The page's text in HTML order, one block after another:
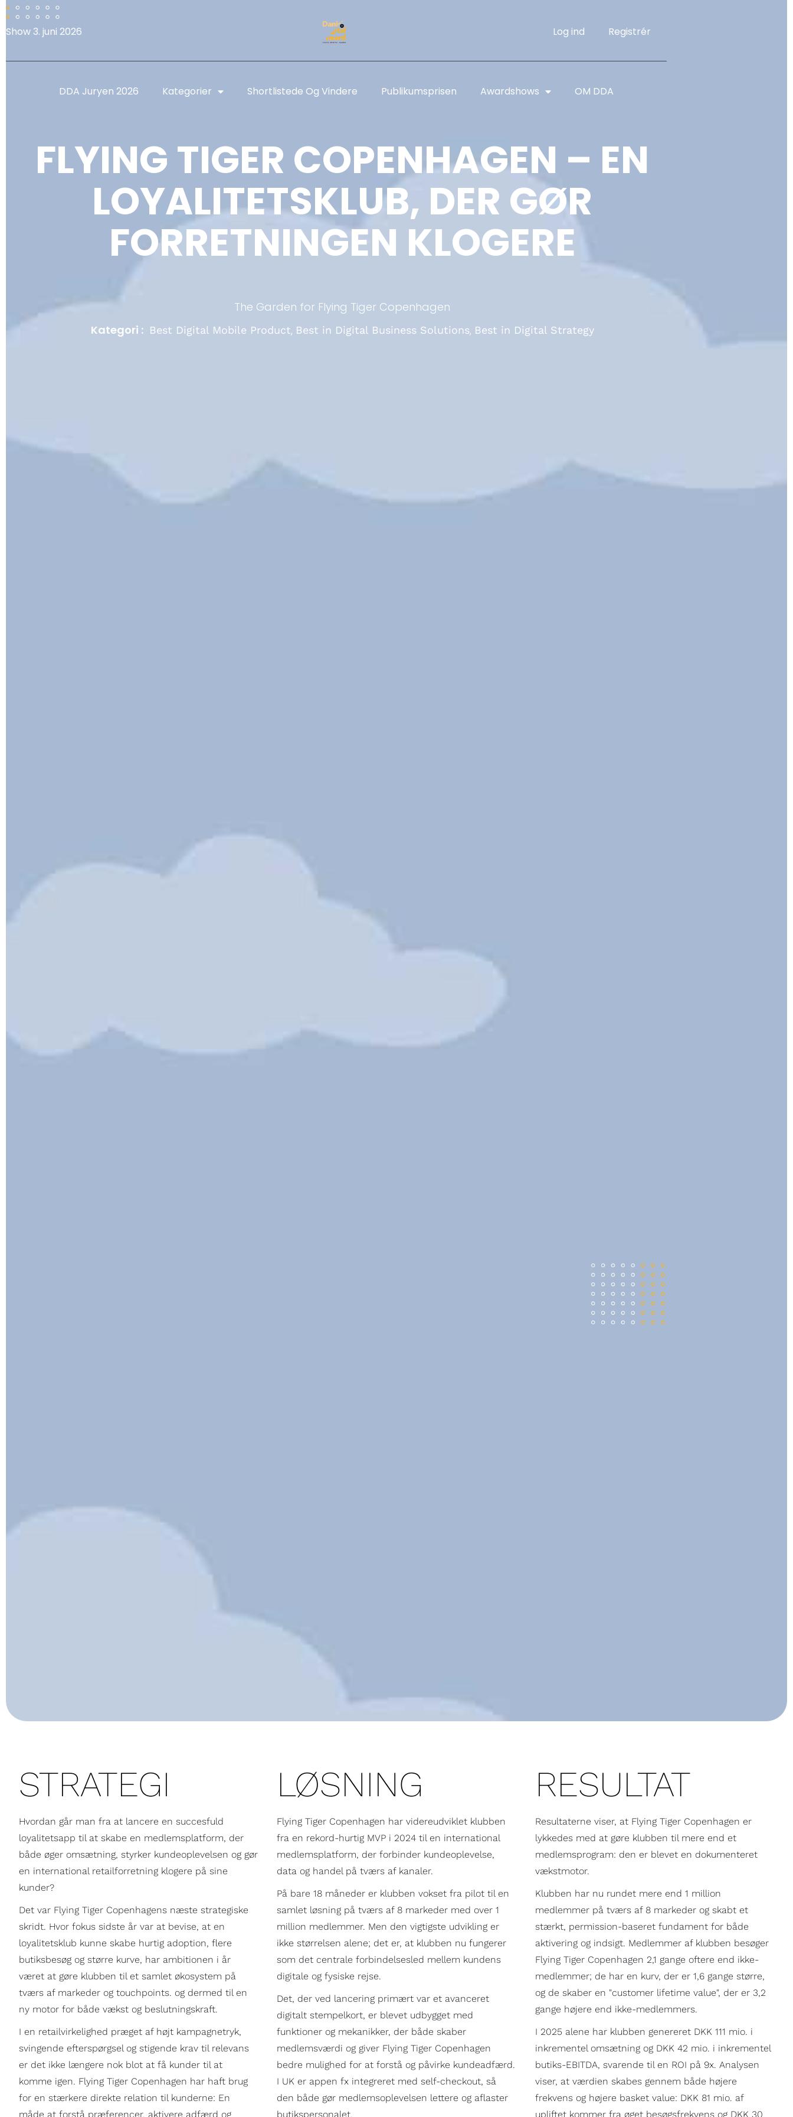
Show 3. juni 2026 Log ind Registrér
DDA Juryen 2026 Kategorier Shortlistede Og Vindere Publikumsprisen Awardshows OM DDA
FLYING TIGER COPENHAGEN – EN
LOYALITETSKLUB, DER GØR
FORRETNINGEN KLOGERE
The Garden for Flying Tiger Copenhagen
Kategori : Best Digital Mobile Product, Best in Digital Business Solutions, Best in Digital Strategy
STRATEGI
Hvordan går man fra at lancere en succesfuld
loyalitetsapp til at skabe en medlemsplatform, der
både øger omsætning, styrker kundeoplevelsen og gør
en international retailforretning klogere på sine
kunder?
Det var Flying Tiger Copenhagens næste strategiske
skridt. Hvor fokus sidste år var at bevise, at en
loyalitetsklub kunne skabe hurtig adoption, flere
butiksbesøg og større kurve, har ambitionen i år
været at gøre klubben til et samlet økosystem på
tværs af markeder og touchpoints. og dermed til en
ny motor for både vækst og beslutningskraft.
I en retailvirkelighed præget af højt kampagnetryk,
svingende efterspørgsel og stigende krav til relevans
er det ikke længere nok blot at få kunder til at
komme igen. Flying Tiger Copenhagen har haft brug
for en stærkere direkte relation til kunderne: En
måde at forstå præferencer, aktivere adfærd og
LØSNING
Flying Tiger Copenhagen har videreudviklet klubben
fra en rekord-hurtig MVP i 2024 til en international
medlemsplatform, der forbinder kundeoplevelse,
data og handel på tværs af kanaler.
På bare 18 måneder er klubben vokset fra pilot til en
samlet løsning på tværs af 8 markeder med over 1
million medlemmer. Men den vigtigste udvikling er
ikke størrelsen alene; det er, at klubben nu fungerer
som det centrale forbindelsesled mellem kundens
digitale og fysiske rejse.
Det, der ved lancering primært var et avanceret
digitalt stempelkort, er blevet udbygget med
funktioner og mekanikker, der både skaber
medlemsværdi og giver Flying Tiger Copenhagen
bedre mulighed for at forstå og påvirke kundeadfærd.
I UK er appen fx integreret med self-checkout, så
den både gør medlemsoplevelsen lettere og aflaster
butikspersonalet.
RESULTAT
Resultaterne viser, at Flying Tiger Copenhagen er
lykkedes med at gøre klubben til mere end et
medlemsprogram: den er blevet en dokumenteret
vækstmotor.
Klubben har nu rundet mere end 1 million
medlemmer på tværs af 8 markeder og skabt et
stærkt, permission-baseret fundament for både
aktivering og indsigt. Medlemmer af klubben besøger
Flying Tiger Copenhagen 2,1 gange oftere end ikke-
medlemmer; de har en kurv, der er 1,6 gange større,
og de skaber en "customer lifetime value", der er 3,2
gange højere end ikke-medlemmers.
I 2025 alene har klubben genereret DKK 111 mio. i
inkrementel omsætning og DKK 42 mio. i inkrementel
butiks-EBITDA, svarende til en ROI på 9x. Analysen
viser, at værdien skabes gennem både højere
frekvens og højere basket value: DKK 81 mio. af
upliftet kommer fra øget besøgsfrekvens og DKK 30